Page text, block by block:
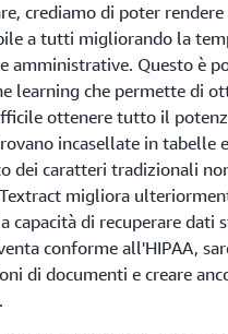
crediamo di poter
a tutti migliorando la
amministrative. Questo è
learning che permette di
ottenere tutto il
incasellate in tabelle
dei caratteri tradizionali
migliora
capacità di recuperare
conforme all'HIPAA,
di documenti e creare